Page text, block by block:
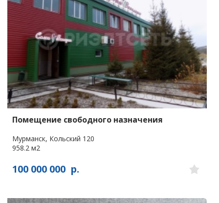
Помещение свободного назначения
Мурманск, Кольский 120
958.2 м2
100 000 000 р.